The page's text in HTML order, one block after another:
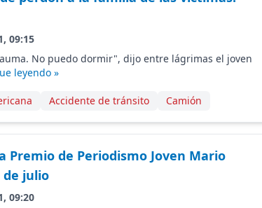
09:15
No puedo dormir", dijo entre lágrimas el joven
leyendo »
Accidente de tránsito Camión
Premio de Periodismo Joven Mario
de julio
09:20